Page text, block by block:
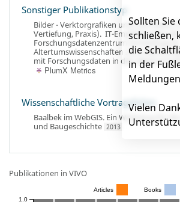
Sollten Sie
schließen,
die
in der
Vielen
Sonstiger Publikationstyp
Bilder - Verktorgrafiken und CAD-Daten
Vertiefung, Praxis). IT-Empfehlungen
Forschungsdatenzentrum Archäologie &
Altertumswissenschaften zum
mit Forschungsdaten in den
PlumX Metrics
Wissenschaftliche Vortragsfolien
Baalbek im WebGIS. Ein Werkzeug für die
und Baugeschichte 2013
Publikationen in VIVO
1.0
Articles Books